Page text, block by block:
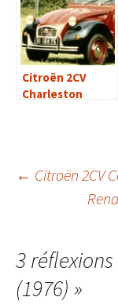
Citroën 2CV
Charleston
articles
← Citroën 2CV
3 réflexions
(1976) »